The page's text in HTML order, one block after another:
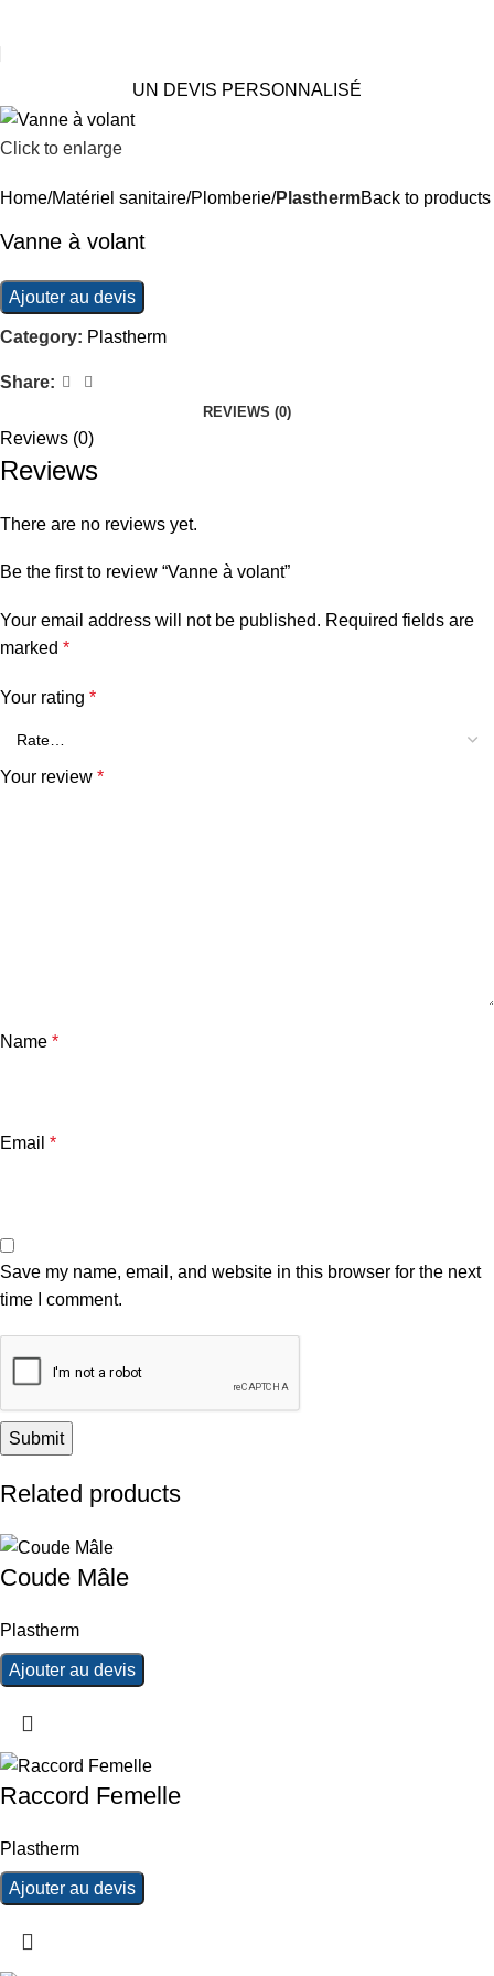
UN DEVIS PERSONNALISÉ
Click to enlarge
Home Matériel sanitaire Plomberie PlasthermBack to products
Vanne à volant
Ajouter au devis
Category: Plastherm
Share:
REVIEWS (0)
Reviews (0)
Reviews
There are no reviews yet.
Be the first to review “Vanne à volant”
Your email address will not be published. Required fields are
marked *
Your rating *
Your review *
Name *
Email *
Save my name, email, and website in this browser for the next
time I comment.
Related products
Coude Mâle
Plastherm
Ajouter au devis
Raccord Femelle
Plastherm
Ajouter au devis